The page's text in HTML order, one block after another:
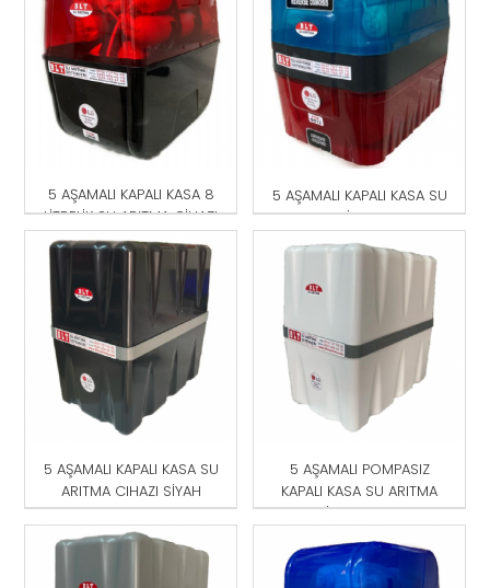
5 AŞAMALI KAPALI KASA 8
LİTRELİK SU ARITMA CİHAZI
5 AŞAMALI KAPALI KASA SU
ARITMA CİHAZI KIRMIZI-
MAVİ
5 AŞAMALI KAPALI KASA SU
ARITMA CIHAZI SİYAH
5 AŞAMALI POMPASIZ
KAPALI KASA SU ARITMA
CİHAZI BEYAZ